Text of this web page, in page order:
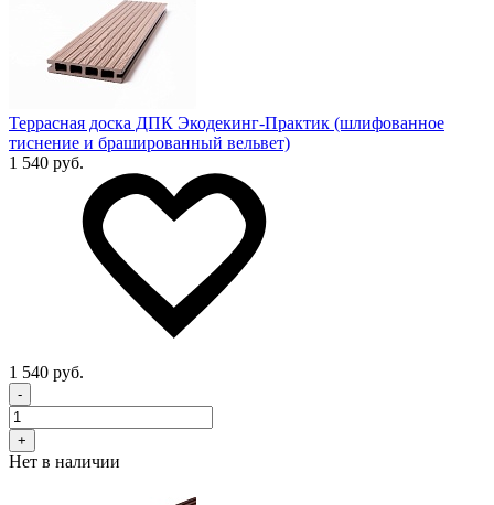
Террасная доска ДПК Экодекинг-Практик (шлифованное
тиснение и брашированный вельвет)
1 540 руб.
1 540 руб.
-
+
Нет в наличии